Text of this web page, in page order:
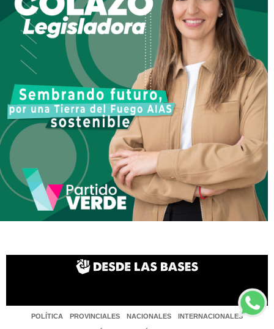
POLÍTICA PROVINCIALES NACIONALES INTERNACIONALES